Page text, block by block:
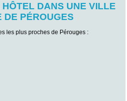
DANS UNE VILLE
DE PÉROUGES
les plus proches de Pérouges :